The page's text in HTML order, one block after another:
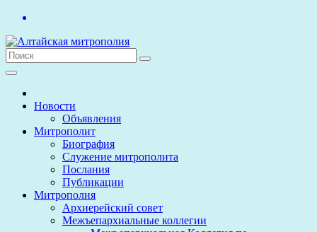
Перейти
содержимому
Новости
Объявления
Митрополит
Биография
Служение митрополита
Послания
Публикации
Митрополия
Архиерейский совет
Межъепархиальные коллегии